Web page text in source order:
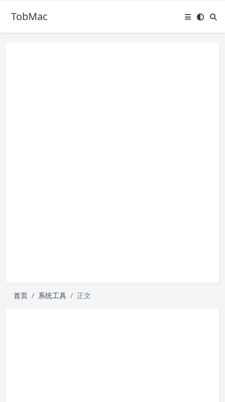
TobMac
首页 系统工具 正文